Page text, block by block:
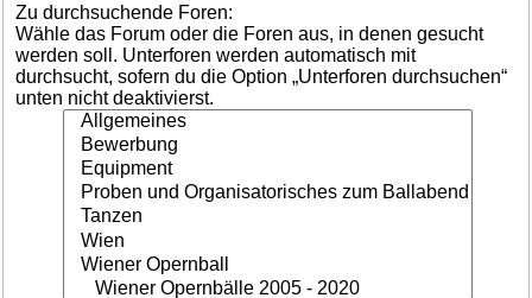
Zu durchsuchende Foren:
Wähle das Forum oder die Foren aus, in denen gesucht
werden soll. Unterforen werden automatisch mit
durchsucht, sofern du die Option „Unterforen durchsuchen“
unten nicht deaktivierst.